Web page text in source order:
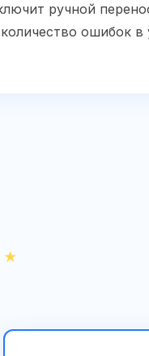
ручной
ошибок в